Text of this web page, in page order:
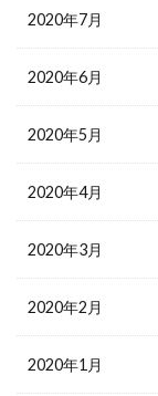
2020年7月
2020年6月
2020年5月
2020年4月
2020年3月
2020年2月
2020年1月